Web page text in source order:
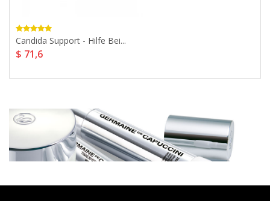
Candida Support - Hilfe Bei...
$ 71,6